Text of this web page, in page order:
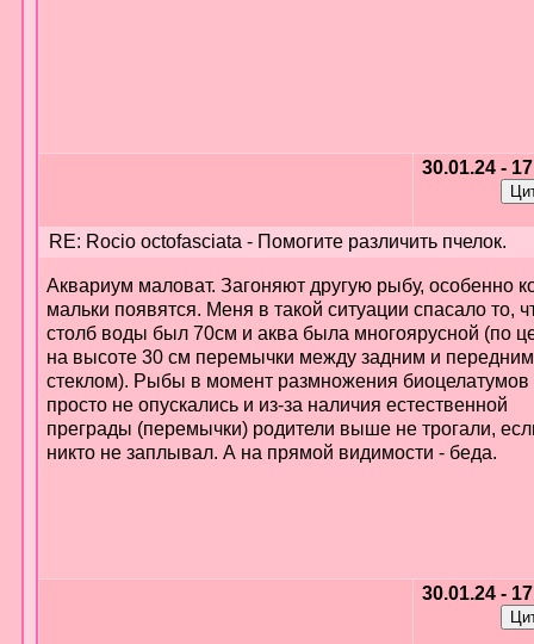
30.01.24 -
RE: Rocio octofasciata - Помогите различить пчелок.
Аквариум маловат. Загоняют другую рыбу, особенно
мальки появятся. Меня в такой ситуации спасало то,
столб воды был 70см и аква была многоярусной (по
на высоте 30 см перемычки между задним и передним
стеклом). Рыбы в момент размножения
просто не опускались и из-за наличия естественной
преграды (перемычки) родители выше не трогали,
никто не заплывал. А на прямой видимости - беда.
30.01.24 -